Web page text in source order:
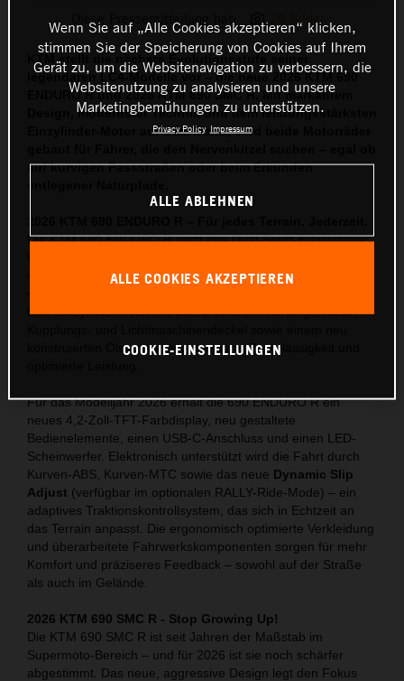
KTM stellt die nächste Evolutionsstufe seiner
legendären LC4-Modelle vor – die neue 2026 KTM 690
ENDURO R und 2026 KTM 690 SMC R. Mit markantem
Design, modernster Technik und dem leistungsstärksten
Einzylinder-Motor auf dem Markt, sind beide Motorräder
auf kurvigen Passstraßen oder beim Erkunden
Die KTM 690 ENDURO R setzt ihre Dual-Sport-Erfolgsstory
steigern und gleichzeitig den Fahrkomfort auf der Straße
LC4-Einzylindermotor mit überarbeitetem Kurbelgehäuse,
konstruierten Ölsystem für gesteigerte Zuverlässigkeit und
Für das Modelljahr 2026 erhält die 690 ENDURO R ein
neues 4,2-Zoll-TFT-Farbdisplay, neu gestaltete
Bedienelemente, einen USB-C-Anschluss und einen LED-
Scheinwerfer. Elektronisch unterstützt wird die Fahrt durch
Kurven-ABS, Kurven-MTC sowie das neue Dynamic Slip
Adjust (verfügbar im optionalen RALLY-Ride-Mode) – ein
adaptives Traktionskontrollsystem, das sich in Echtzeit an
das Terrain anpasst. Die ergonomisch optimierte Verkleidung
und überarbeitete Fahrwerkskomponenten sorgen für mehr
Komfort und präziseres Feedback – sowohl auf der Straße
als auch im Gelände.
2026 KTM 690 SMC R - Stop Growing Up!
Die KTM 690 SMC R ist seit Jahren der Maßstab im
Supermoto-Bereich – und für 2026 ist sie noch schärfer
abgestimmt. Das neue, aggressive Design legt den Fokus
Wenn Sie auf „Alle Cookies akzeptieren“ klicken,
stimmen Sie der Speicherung von Cookies auf Ihrem
Gerät zu, um die Websitenavigation zu verbessern, die
Websitenutzung zu analysieren und unsere
Marketingbemühungen zu unterstützen.
Privacy Policy Impressum
ALLE ABLEHNEN
ALLE COOKIES AKZEPTIEREN
COOKIE-EINSTELLUNGEN